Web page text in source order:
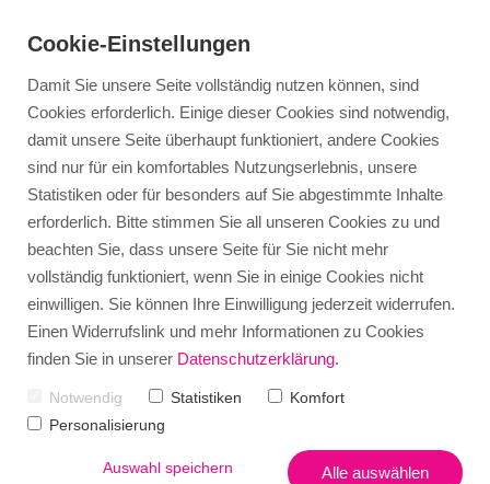
Storytelling im
Network Marketing:
So wird Deine
Geschichte zum
Kundenmagnet
ELKE WOLLSCHON
Cookie-Einstellungen
Damit Sie unsere Seite vollständig nutzen können, sind
Cookies erforderlich. Einige dieser Cookies sind notwendig,
damit unsere Seite überhaupt funktioniert, andere Cookies
sind nur für ein komfortables Nutzungserlebnis, unsere
Statistiken oder für besonders auf Sie abgestimmte Inhalte
erforderlich. Bitte stimmen Sie all unseren Cookies zu und
beachten Sie, dass unsere Seite für Sie nicht mehr
vollständig funktioniert, wenn Sie in einige Cookies nicht
einwilligen. Sie können Ihre Einwilligung jederzeit widerrufen.
Einen Widerrufslink und mehr Informationen zu Cookies
finden Sie in unserer Datenschutzerklärung.
Notwendig Statistiken
Komfort
Personalisierung
Auswahl speichern Alle auswählen